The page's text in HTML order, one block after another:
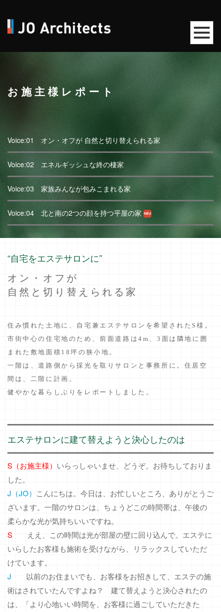
お施主様レポート
Voice:01 オン・オフが 自然と切り替えられる家
Voice:02 エネルギッシュな終の棲家
Voice:03 家族みんなが包みこまれる家
Voice:04 北と南の2つの顔を持つ平屋の家
“自宅をエステサロンに”
オン・オフが
自然と切り替えられる家
住み慣れた土地に、自宅兼エステサロンを希望されたS様。
市街中心の住宅地のため、前面道路は4m、3面は隣地に囲
まれた敷地面積18坪の狭小地。
一階は、道路側から採光を取りサロンと事務所に。住居空
間は、二階に計画。
健やかな暮らしぶりをレポートしました。
エステサロンに建て替えようと決心したのは
S（お施主様） いらっしゃいませ、どうぞ。お待ちしておりま
した。
J（JO） こんにちは。今日は、お忙しいところ、ありがとうご
ざいます。一階のサロンは、ちょうどこの時間帯は、午後の
柔らかな光が気持ちいいですね。
S
ええ、この時間は光が部屋の壁に回り込んで。エステに
いらしたお客様も施術を受けながら、リラックスしていただ
けています。
J
以前のお住まいでも、お客様をお招きして、エステの施
術はされていたんですよね？ 建て替えようと決心されたの
は、「より心地いい時間を、お客様に過ごしていただきた